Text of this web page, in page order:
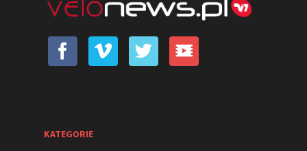
KATEGORIE